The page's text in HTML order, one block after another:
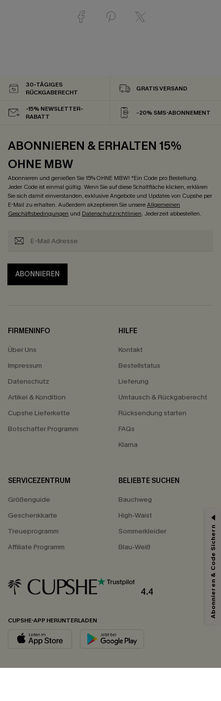
30-TÄGIGES
RÜCKGABERECHT
GRATIS VERSAND
-15% NEWSLETTER-
RABATT
-20% SMS-ABONNEMENT
ABONNIEREN & ERHALTEN 15%
OHNE MBW
Abonnieren und genießen Sie 15% OHNE MBW! *Ein Code pro Bestellung.
Jeder Code ist einmal gültig. Wenn Sie auf diese Schaltfläche klicken, erklären
Sie sich damit einverstanden, exklusive Angebote und Updates von Cupshe per
E-Mail zu erhalten. Außerdem akzeptieren Sie unsereAllgemeinen
Geschäftsbedingungen und Datenschutzrichtlinien. Jederzeit abbestellen.
ABONNIEREN
FIRMENINFO
Über Uns
Impressum
Datenschutz
Artikel & Kondition
Cupshe Lieferkette
Botschafter Programm
HILFE
Kontakt
Bestellstatus
Lieferung
Umtausch & Rückgaberecht
Rücksendung starten
FAQs
Klarna
SERVICEZENTRUM
Größenguide
Geschenkkarte
Treueprogramm
Affiliate Programm
BELIEBTE SUCHEN
Bauchweg
High-Waist
Sommerkleider
Blau-Weiß
4.4
CUPSHE-APP HERUNTERLADEN
Abonnieren & Code Sichern